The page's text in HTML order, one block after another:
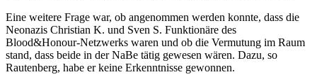
Eine weitere Frage war, ob angenommen werden konnte, dass die
Neonazis Christian K. und Sven S. Funktionäre des
Blood&Honour-Netzwerks waren und ob die Vermutung im Raum
stand, dass beide in der NaBe tätig gewesen wären. Dazu, so
Rautenberg, habe er keine Erkenntnisse gewonnen.